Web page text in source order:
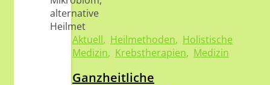
Aktuell, Heilmethoden, Holistische
Medizin, Krebstherapien, Medizin
Ganzheitliche